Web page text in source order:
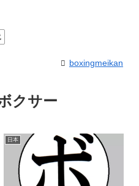
boxingmeikan
クサー
日本